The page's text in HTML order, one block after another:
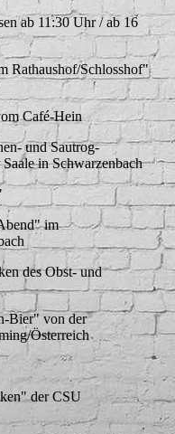
ab 11:30 Uhr / ab 16
Rathaushof/Schlosshof"
Café-Hein
und Sautrog-
in Schwarzenbach
im
des Obst- und
Bier" von der
Österreich
der CSU